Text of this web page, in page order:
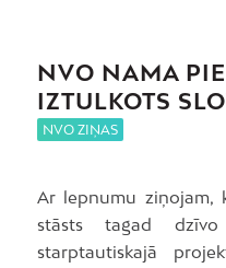
NVO NAMA
IZTULKOTS
NVO ZIŅAS
Ar lepnumu ziņojam,
stāsts tagad dzīvo
starptautiskajā